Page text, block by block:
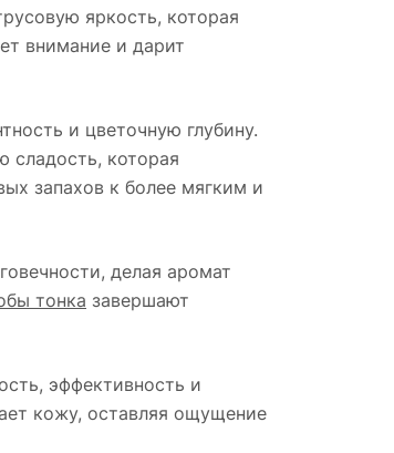
яркость, которая
внимание и дарит
и цветочную глубину.
сладость, которая
запахов к более мягким и
делая аромат
тонка завершают
эффективность и
кожу, оставляя ощущение